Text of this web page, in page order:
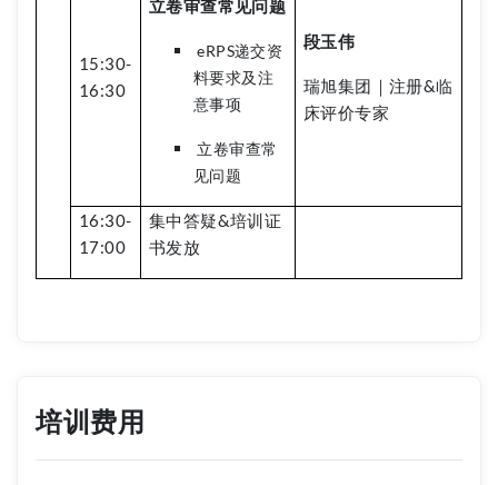
15:30-
16:30
立卷审查常见问题
eRPS递交资
料要求及注
意事项
立卷审查常
见问题
段玉伟
瑞旭集团｜注册&临
床评价专家
16:30-
17:00
集中答疑&培训证
书发放
培训费用